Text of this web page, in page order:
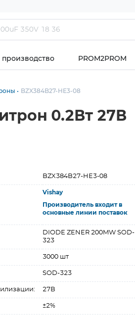
PROM2PROM
BZX384B27-HE3-08
0.2Вт 27В
BZX384B27-HE3-08
Vishay
Производитель входит в
основные линии поставок
DIODE ZENER 200MW SOD-
323
3000 шт
SOD-323
27В
±2%